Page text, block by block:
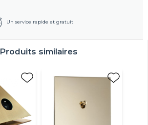
Un service rapide et gratuit
Produits similaires